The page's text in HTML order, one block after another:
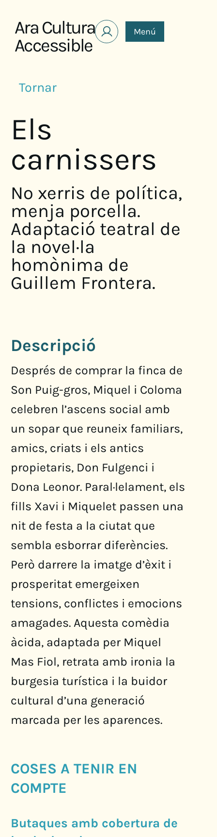
Ara Cultura
Accessible
Menú
Tornar
Els
carnissers
No xerris de política,
menja porcella.
Adaptació teatral de
la novel·la
homònima de
Guillem Frontera.
Descripció
Després de comprar la finca de
Son Puig-gros, Miquel i Coloma
celebren l’ascens social amb
un sopar que reuneix familiars,
amics, criats i els antics
propietaris, Don Fulgenci i
Dona Leonor. Paral·lelament, els
fills Xavi i Miquelet passen una
nit de festa a la ciutat que
sembla esborrar diferències.
Però darrere la imatge d’èxit i
prosperitat emergeixen
tensions, conflictes i emocions
amagades. Aquesta comèdia
àcida, adaptada per Miquel
Mas Fiol, retrata amb ironia la
burgesia turística i la buidor
cultural d’una generació
marcada per les aparences.
COSES A TENIR EN
COMPTE
Butaques amb cobertura de